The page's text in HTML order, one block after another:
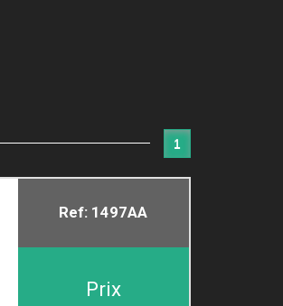
1
Ref: 1497AA
Prix